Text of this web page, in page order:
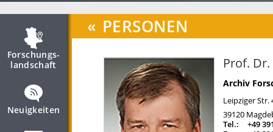
Forschungs­
landschaft
Neuigkeiten
« PERSONEN
Prof.
Archiv
Leipziger Str.
39120
Tel.:
+49